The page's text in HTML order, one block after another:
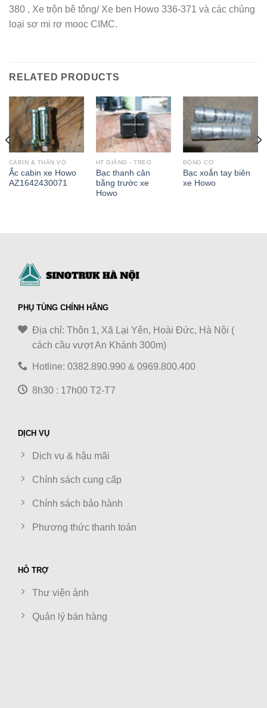
380 , Xe trộn bê tông/ Xe ben Howo 336-371 và các chủng
loại sơ mi rơ mooc CIMC.
RELATED PRODUCTS
CABIN & THÂN VỎ
Ắc cabin xe Howo
AZ1642430071
HT GIẰNG - TREO
Bạc thanh cân
bằng trước xe
Howo
ĐỘNG CƠ
Bạc xoắn tay biên
xe Howo
PHỤ TÙNG CHÍNH HÃNG
Địa chỉ: Thôn 1, Xã Lại Yên, Hoài Đức, Hà Nội (
cách cầu vượt An Khánh 300m)
Hotline: 0382.890.990 & 0969.800.400
8h30 : 17h00 T2-T7
DỊCH VỤ
Dịch vụ & hậu mãi
Chính sách cung cấp
Chính sách bảo hành
Phương thức thanh toán
HỖ TRỢ
Thư viện ảnh
Quản lý bán hàng